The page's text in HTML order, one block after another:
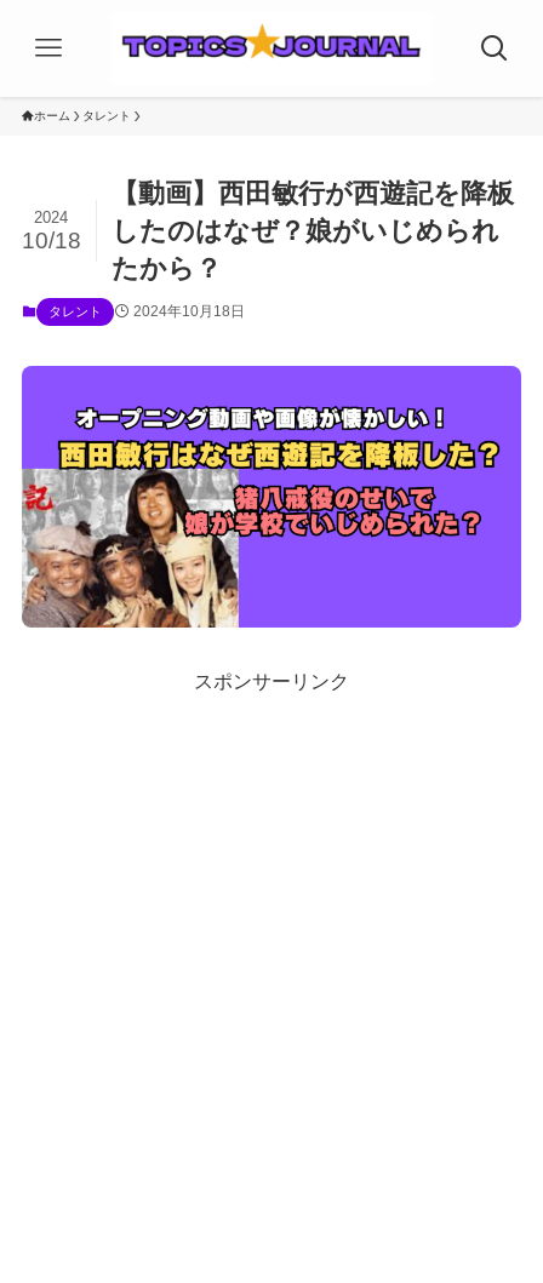
ホーム タレント
【動画】西田敏行が西遊記を降板
したのはなぜ？娘がいじめられ
たから？
2024
10/18
タレント 2024年10月18日
スポンサーリンク